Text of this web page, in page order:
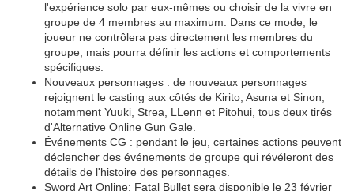
l'expérience solo par eux-mêmes ou choisir de la vivre en
groupe de 4 membres au maximum. Dans ce mode, le
joueur ne contrôlera pas directement les membres du
groupe, mais pourra définir les actions et comportements
spécifiques.
Nouveaux personnages : de nouveaux personnages
rejoignent le casting aux côtés de Kirito, Asuna et Sinon,
notamment Yuuki, Strea, LLenn et Pitohui, tous deux tirés
d'Alternative Online Gun Gale.
Événements CG : pendant le jeu, certaines actions peuvent
déclencher des événements de groupe qui révéleront des
détails de l'histoire des personnages.
Sword Art Online: Fatal Bullet sera disponible le 23 février